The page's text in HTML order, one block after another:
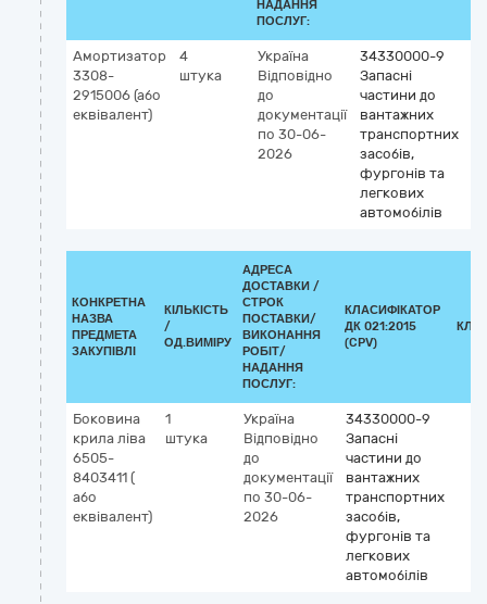
НАДАННЯ
ПОСЛУГ:
Амортизатор
3308-
2915006 (або
еквівалент)
4
штука
Україна
Відповідно
до
документації
по 30-06-
2026
34330000-9
Запасні
частини до
вантажних
транспортних
засобів,
фургонів та
легкових
автомобілів
КОНКРЕТНА
НАЗВА
ПРЕДМЕТА
ЗАКУПІВЛІ
КІЛЬКІСТЬ
/
ОД.ВИМІРУ
АДРЕСА
ДОСТАВКИ /
СТРОК
ПОСТАВКИ/
ВИКОНАННЯ
РОБІТ/
НАДАННЯ
ПОСЛУГ:
КЛАСИФІКАТОР
ДК 021:2015
(CPV)
Боковина
крила ліва
6505-
8403411 (
або
еквівалент)
1
штука
Україна
Відповідно
до
документації
по 30-06-
2026
34330000-9
Запасні
частини до
вантажних
транспортних
засобів,
фургонів та
легкових
автомобілів